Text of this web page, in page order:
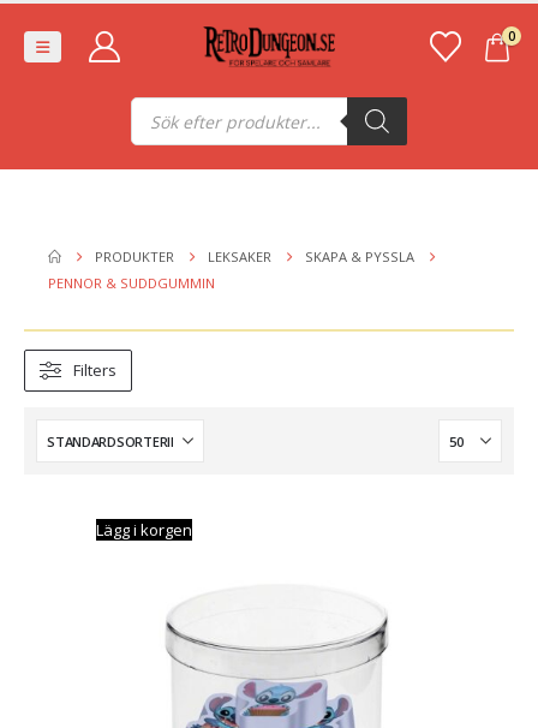
0
Produktsökning
PRODUKTER LEKSAKER
SKAPA & PYSSLA
PENNOR & SUDDGUMMIN
Filters
Lägg i korgen